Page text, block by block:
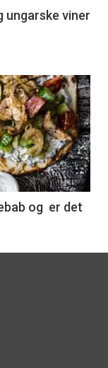
ungarske viner
og er det